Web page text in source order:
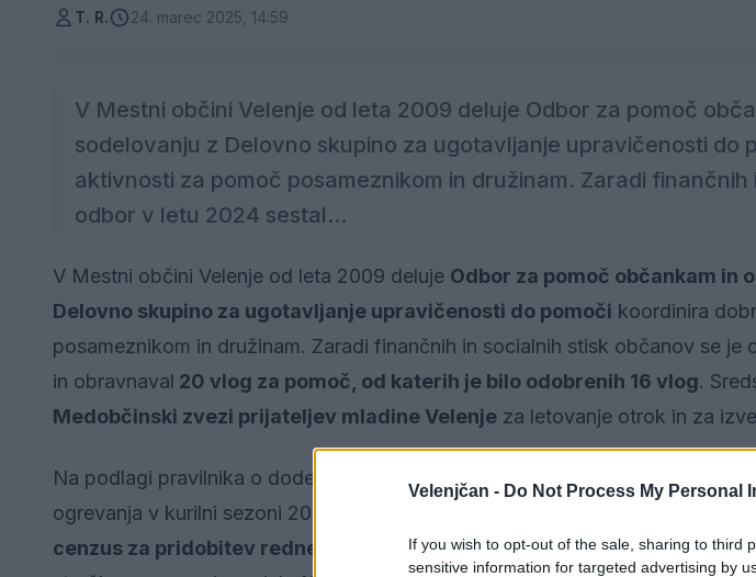
Velenjčan - Do Not Process My Personal
If you wish to opt-out of the sale, sharing to third
sensitive information for targeted advertising by
T. R. 24. marec 2025, 14:59
V Mestni občini Velenje od leta 2009 deluje Odbor za pomoč
sodelovanju z Delovno skupino za ugotavljanje upravičenosti do
aktivnosti za pomoč posameznikom in družinam. Zaradi
odbor v letu 2024 sestal...
V Mestni občini Velenje od leta 2009 deluje Odbor za pomoč občankam in
Delovno skupino za ugotavljanje upravičenosti do pomoči koordinira
posameznikom in družinam. Zaradi finančnih in socialnih stisk občanov se
in obravnaval 20 vlog za pomoč, od katerih je bilo odobrenih 16 vlog.
Medobčinski zvezi prijateljev mladine Velenje za letovanje otrok in za
Na podlagi pravilnika o dodeljevanju denarne pomoči je zaradi povišanih
ogrevanja v kurilni sezoni 2024 odbor obravnaval tudi
cenzus za pridobitev redne izredne denarne pomoči in energijskega